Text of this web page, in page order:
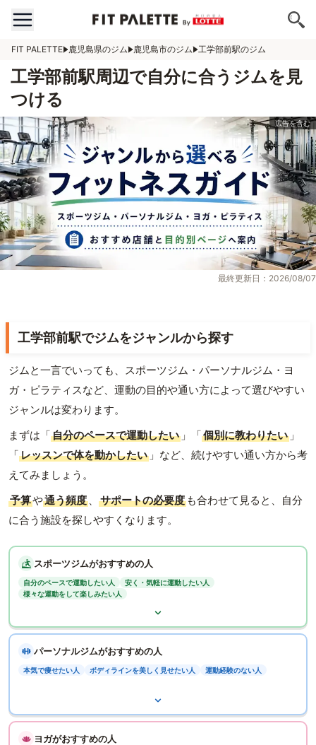
FIT PALETTE 鹿児島県のジム 鹿児島市のジム 工学部前駅のジム
工学部前駅周辺で自分に合うジムを見
つける
最終更新日：2026/08/07
工学部前駅でジムをジャンルから探す
ジムと一言でいっても、スポーツジム・パーソナルジム・ヨ
ガ・ピラティスなど、運動の目的や通い方によって選びやすい
ジャンルは変わります。
まずは「自分のペースで運動したい 」「個別に教わりたい 」
「レッスンで体を動かしたい 」など、続けやすい通い方から考
えてみましょう。
予算や通う頻度 、 サポートの必要度 も合わせて見ると、自分
に合う施設を探しやすくなります。
スポーツジムがおすすめの人
自分のペースで運動したい人
安く・気軽に運動したい人
様々な運動をして楽しみたい人
パーソナルジムがおすすめの人
本気で痩せたい人 ボディラインを美しく見せたい人 運動経験のない人
ヨガがおすすめの人